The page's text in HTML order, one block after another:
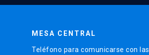
MESA CENTRAL
Teléfono para comunicarse con las